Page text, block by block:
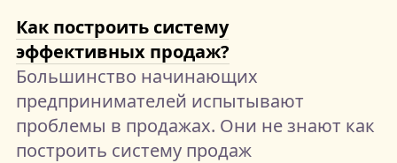
Как построить систему
эффективных продаж?
Большинство начинающих
предпринимателей испытывают
проблемы в продажах. Они не знают как
построить систему продаж